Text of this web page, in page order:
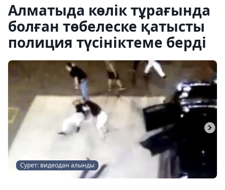
Алматыда көлік тұрағында
болған төбелеске қатысты
полиция түсініктеме берді
Сурет: видеодан алынды